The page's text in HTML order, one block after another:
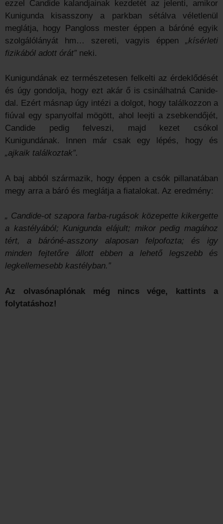
ezzel Candide kalandjainak kezdetét az jelenti, amikor
Kunigunda kisasszony a parkban sétálva véletlenül
meglátja, hogy Pangloss mester éppen a báróné egyik
szolgálólányát hm… szereti, vagyis éppen „kísérleti
fizikából adott órát” neki.
Kunigundának ez természetesen felkelti az érdeklődését
és úgy gondolja, hogy ezt akár ő is csinálhatná Canide-
dal. Ezért másnap úgy intézi a dolgot, hogy találkozzon a
fiúval egy spanyolfal mögött, ahol leejti a zsebkendőjét,
Candide pedig felveszi, majd kezet csókol
Kunigundának. Innen már csak egy lépés, hogy és
„ajkaik találkoztak”.
A baj abból származik, hogy éppen a csók pillanatában
megy arra a báró és meglátja a fiatalokat. Az eredmény:
„ Candide-ot szapora farba-rugások közepette kikergette
a kastélyából; Kunigunda elájult; mikor pedig magához
tért, a báróné-asszony alaposan felpofozta; és igy
minden fejtetőre állott ebben a lehető legszebb és
legkellemesebb kastélyban.”
Az olvasónaplónak még nincs vége, kattints a
folytatáshoz!